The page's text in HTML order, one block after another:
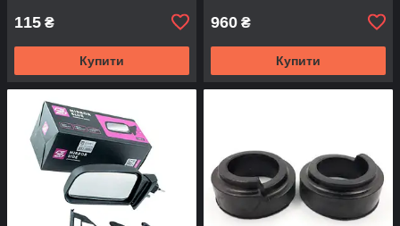
115 ₴
Купити
960 ₴
Купити